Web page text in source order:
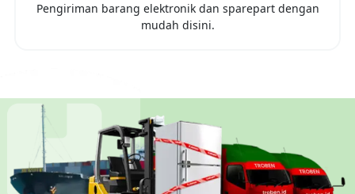
Pengiriman barang elektronik dan sparepart dengan
mudah disini.